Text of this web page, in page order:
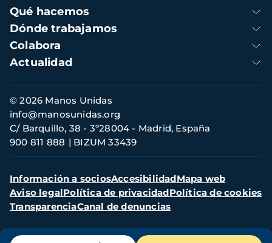
principal
Qué hacemos
Dónde trabajamos
Colabora
Actualidad
Información
de
contacto
© 2026 Manos Unidas
C/ Barquillo, 38 - 3º28004 - Madrid, España
900 811 888
BIZUM 33439
info@manosunidas.org
Menú
secundario
Información a sociosAccesibilidadMapa web
Aviso legalPolítica de privacidadPolítica de cookies
TransparenciaCanal de denuncias